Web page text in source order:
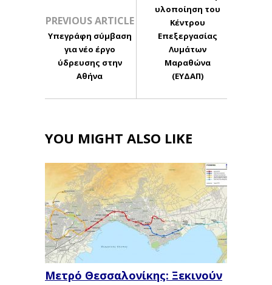
PREVIOUS ARTICLE
Υπεγράφη σύμβαση
για νέο έργο
ύδρευσης στην
Αθήνα
υλοποίηση του
Κέντρου
Επεξεργασίας
Λυμάτων
Μαραθώνα
(ΕΥΔΑΠ)
YOU MIGHT ALSO LIKE
Μετρό Θεσσαλονίκης: Ξεκινούν